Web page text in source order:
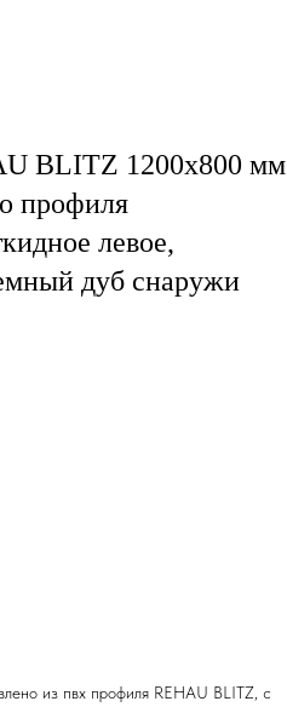
BLITZ 1200х800 мм
профиля
левое,
дуб снаружи
из пвх профиля REHAU BLITZ, с